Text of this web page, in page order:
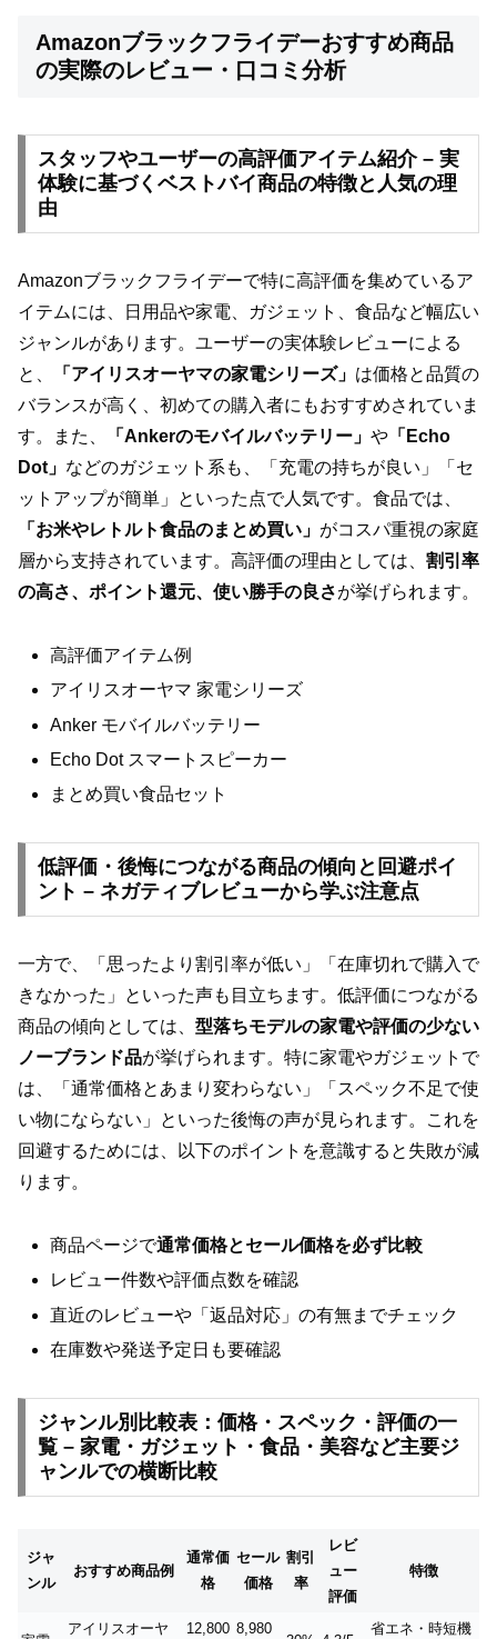
Amazonブラックフライデーおすすめ商品
の実際のレビュー・口コミ分析
スタッフやユーザーの高評価アイテム紹介 – 実
体験に基づくベストバイ商品の特徴と人気の理
由
Amazonブラックフライデーで特に高評価を集めているア
イテムには、日用品や家電、ガジェット、食品など幅広い
ジャンルがあります。ユーザーの実体験レビューによる
と、
「アイリスオーヤマの家電シリーズ」 は価格と品質の
バランスが高く、初めての購入者にもおすすめされていま
す。また、
「Ankerのモバイルバッテリー」 や 「Echo
Dot」 などのガジェット系も、「充電の持ちが良い」「セ
ットアップが簡単」といった点で人気です。食品では、
「お米やレトルト食品のまとめ買い」 がコスパ重視の家庭
層から支持されています。高評価の理由としては、 割引率
の高さ、ポイント還元、使い勝手の良さが挙げられます。
高評価アイテム例
アイリスオーヤマ 家電シリーズ
Anker モバイルバッテリー
Echo Dot スマートスピーカー
まとめ買い食品セット
低評価・後悔につながる商品の傾向と回避ポイ
ント – ネガティブレビューから学ぶ注意点
一方で、「思ったより割引率が低い」「在庫切れで購入で
きなかった」といった声も目立ちます。低評価につながる
商品の傾向としては、 型落ちモデルの家電や評価の少ない
ノーブランド品が挙げられます。特に家電やガジェットで
は、「通常価格とあまり変わらない」「スペック不足で使
い物にならない」といった後悔の声が見られます。これを
回避するためには、以下のポイントを意識すると失敗が減
ります。
商品ページで通常価格とセール価格を必ず比較
レビュー件数や評価点数を確認
直近のレビューや「返品対応」の有無までチェック
在庫数や発送予定日も要確認
ジャンル別比較表：価格・スペック・評価の一
覧 – 家電・ガジェット・食品・美容など主要ジ
ャンルでの横断比較
ジャ
ンル
おすすめ商品例
通常価
格
セール
価格
割引
率
レビ
ュー
評価
特徴
アイリスオーヤ 12,800 8,980 省エネ・時短機